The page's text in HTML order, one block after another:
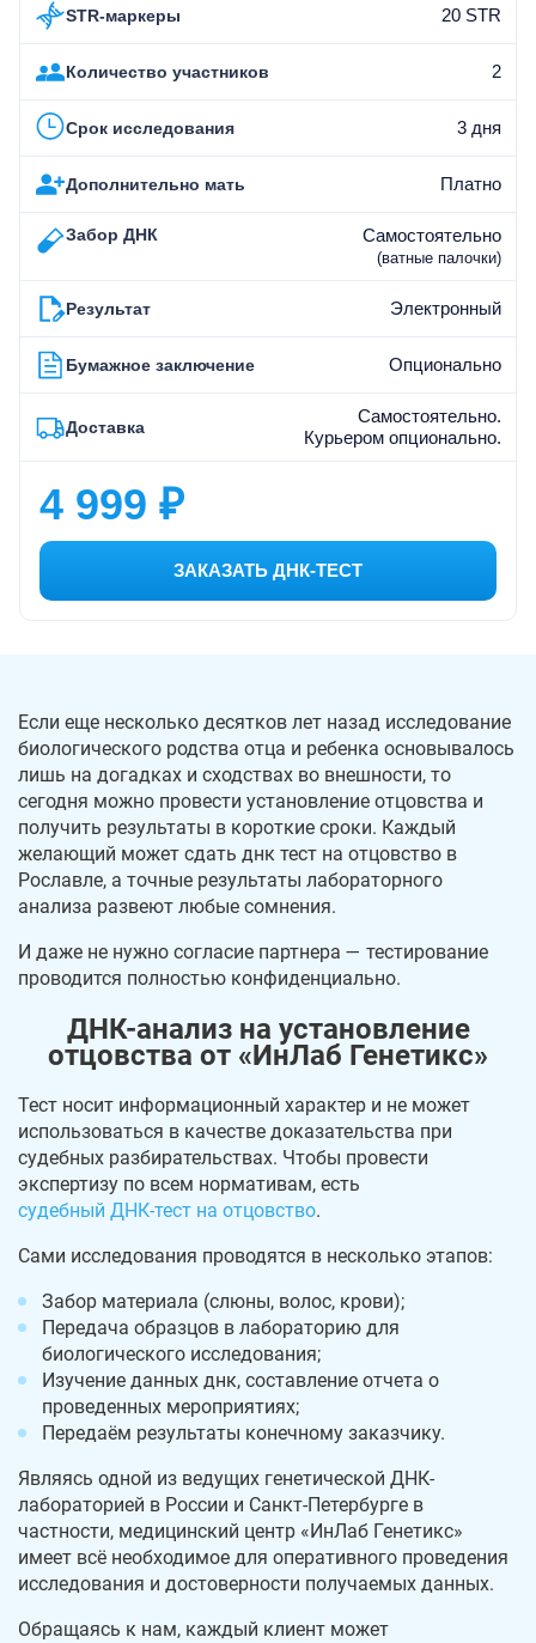
STR-маркеры 20 STR
Количество участников 2
Срок исследования 3 дня
Дополнительно мать Платно
Забор ДНК Самостоятельно
(ватные палочки)
Результат Электронный
Бумажное заключение Опционально
Доставка
Самостоятельно.
Курьером опционально.
4 999 ₽
ЗАКАЗАТЬ ДНК-ТЕСТ
Если еще несколько десятков лет назад исследование
биологического родства отца и ребенка основывалось
лишь на догадках и сходствах во внешности, то
сегодня можно провести установление отцовства и
получить результаты в короткие сроки. Каждый
желающий может сдать днк тест на отцовство в
Рославле, а точные результаты лабораторного
анализа развеют любые сомнения.
И даже не нужно согласие партнера — тестирование
проводится полностью конфиденциально.
ДНК-анализ на установление
отцовства от «ИнЛаб Генетикс»
Тест носит информационный характер и не может
использоваться в качестве доказательства при
судебных разбирательствах. Чтобы провести
экспертизу по всем нормативам, есть
судебный ДНК-тест на отцовство.
Сами исследования проводятся в несколько этапов:
Забор материала (слюны, волос, крови);
Передача образцов в лабораторию для
биологического исследования;
Изучение данных днк, составление отчета о
проведенных мероприятиях;
Передаём результаты конечному заказчику.
Являясь одной из ведущих генетической ДНК-
лабораторией в России и Санкт-Петербурге в
частности, медицинский центр «ИнЛаб Генетикс»
имеет всё необходимое для оперативного проведения
исследования и достоверности получаемых данных.
Обращаясь к нам, каждый клиент может